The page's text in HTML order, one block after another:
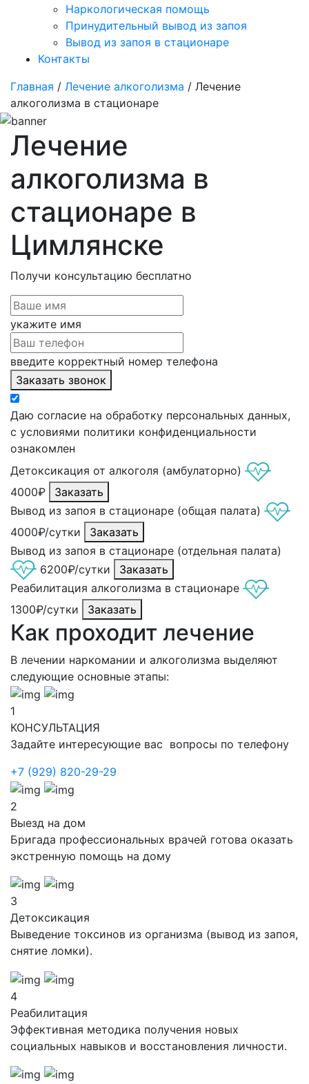
Наркологическая помощь
Принудительный вывод из запоя
Вывод из запоя в стационаре
Контакты
Главная / Лечение алкоголизма / Лечение
алкоголизма в стационаре
Лечение
алкоголизма в
стационаре в
Цимлянске
Получи консультацию бесплатно
укажите имя
введите корректный номер телефона
Заказать звонок
Даю согласие на обработку персональных данных,
с условиями политики конфиденциальности
ознакомлен
Детоксикация от алкоголя (амбулаторно)
4000₽
Заказать
Вывод из запоя в стационаре (общая палата)
4000₽/сутки
Заказать
Вывод из запоя в стационаре (отдельная палата)
6200₽/сутки
Заказать
Реабилитация алкоголизма в стационаре
1300₽/сутки
Заказать
Как проходит лечение
В лечении наркомании и алкоголизма выделяют
следующие основные этапы:
1
КОНСУЛЬТАЦИЯ
Задайте интересующие вас вопросы по телефону
+7 (929) 820-29-29
2
Выезд на дом
Бригада профессиональных врачей готова оказать
экстренную помощь на дому
3
Детоксикация
Выведение токсинов из организма (вывод из запоя,
снятие ломки).
4
Реабилитация
Эффективная методика получения новых
социальных навыков и восстановления личности.